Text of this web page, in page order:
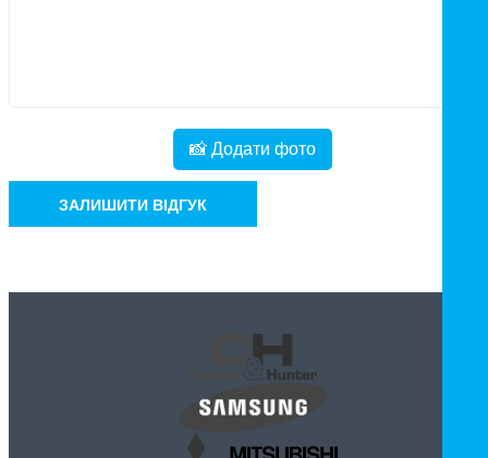
📸 Додати фото
ЗАЛИШИТИ ВІДГУК